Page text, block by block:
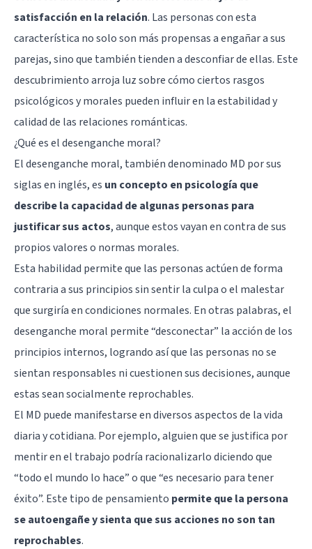
satisfacción en la relación. Las personas con esta
característica no solo son más propensas a engañar a sus
parejas, sino que también tienden a desconfiar de ellas. Este
descubrimiento arroja luz sobre cómo ciertos rasgos
psicológicos y morales pueden influir en la estabilidad y
calidad de las relaciones románticas.
¿Qué es el desenganche moral?
El desenganche moral, también denominado MD por sus
siglas en inglés, es un concepto en psicología que
describe la capacidad de algunas personas para
justificar sus actos, aunque estos vayan en contra de sus
propios valores o normas morales.
Esta habilidad permite que las personas actúen de forma
contraria a sus principios sin sentir la culpa o el malestar
que surgiría en condiciones normales. En otras palabras, el
desenganche moral permite “desconectar” la acción de los
principios internos, logrando así que las personas no se
sientan responsables ni cuestionen sus decisiones, aunque
estas sean socialmente reprochables.
El MD puede manifestarse en diversos aspectos de la vida
diaria y cotidiana. Por ejemplo, alguien que se justifica por
mentir en el trabajo podría racionalizarlo diciendo que
“todo el mundo lo hace” o que “es necesario para tener
éxito”. Este tipo de pensamiento permite que la persona
se autoengañe y sienta que sus acciones no son tan
reprochables.